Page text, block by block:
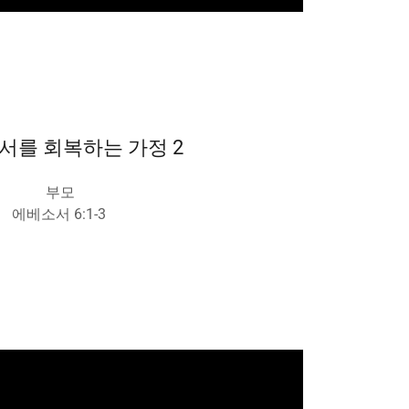
를 회복하는 가정 2
부모
에베소서 6:1-3